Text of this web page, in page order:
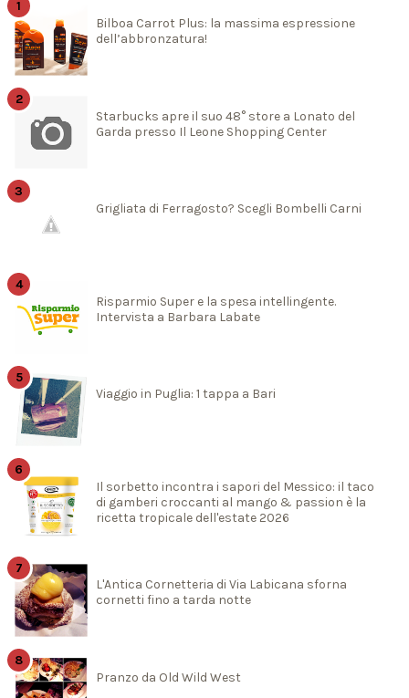
Bilboa Carrot Plus: la massima espressione
dell’abbronzatura!
Starbucks apre il suo 48° store a Lonato del
Garda presso Il Leone Shopping Center
Grigliata di Ferragosto? Scegli Bombelli Carni
Risparmio Super e la spesa intellingente.
Intervista a Barbara Labate
Viaggio in Puglia: 1 tappa a Bari
Il sorbetto incontra i sapori del Messico: il taco
di gamberi croccanti al mango & passion è la
ricetta tropicale dell'estate 2026
L'Antica Cornetteria di Via Labicana sforna
cornetti fino a tarda notte
Pranzo da Old Wild West